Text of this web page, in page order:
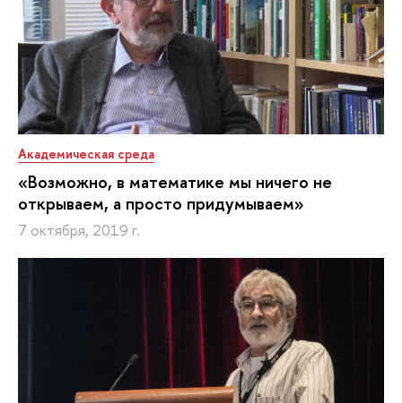
Академическая среда
«Возможно, в математике мы ничего не
открываем, а просто придумываем»
7 октября, 2019 г.